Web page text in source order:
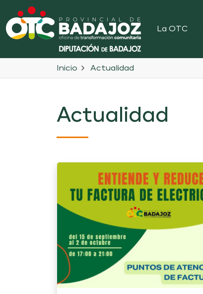
La OTC
Inicio Actualidad
Actualidad